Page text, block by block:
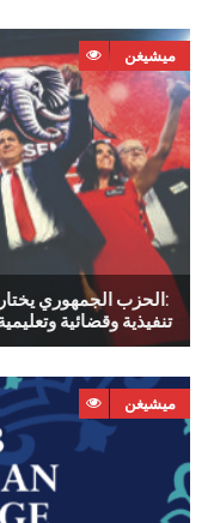
‬تنفيذية‭ ‬وقضائية‭ ‬وتعليمية‭ ‬على‭ ‬مستوى‭ ‬ميشيغن
ميشيغن
ميشيغن